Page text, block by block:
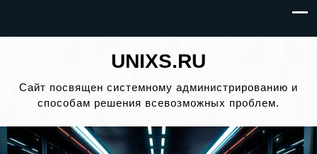
UNIXS.RU
Сайт посвящен системному администрированию и
способам решения всевозможных проблем.